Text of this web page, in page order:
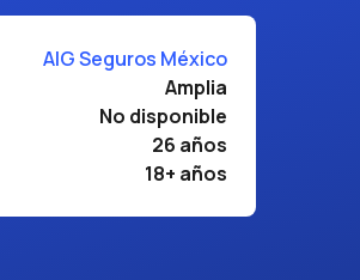
AIG Seguros México
Amplia
No disponible
26 años
18+ años